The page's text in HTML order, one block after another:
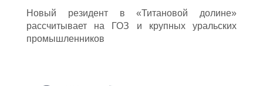
Новый резидент в «Титановой долине»
рассчитывает на ГОЗ и крупных уральских
промышленников